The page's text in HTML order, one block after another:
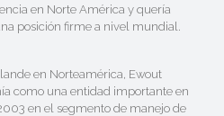
en Norte América y quería
posición firme a nivel mundial.
en Norteamérica, Ewout
como una entidad importante en
en el segmento de manejo de